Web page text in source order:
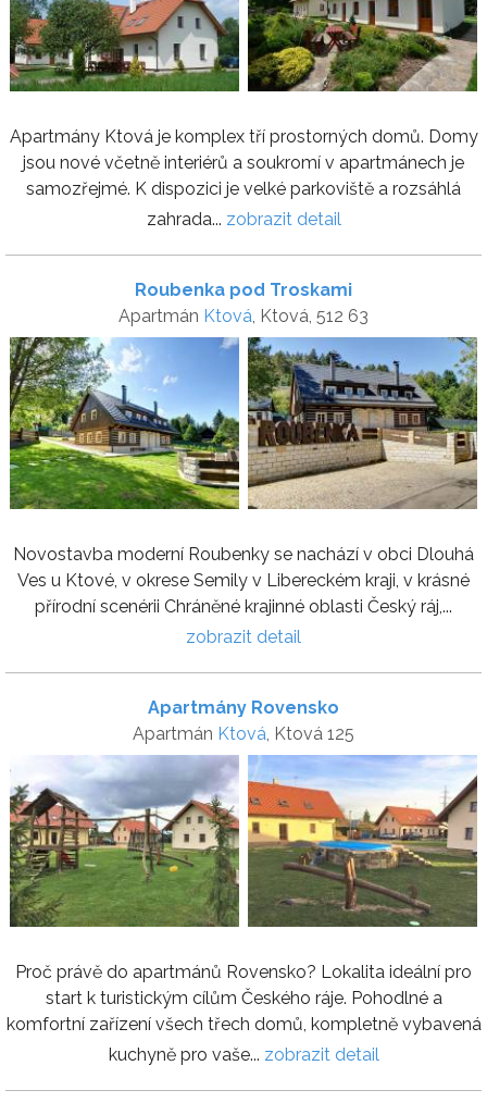
Apartmány Ktová je komplex tří prostorných domů. Domy
jsou nové včetně interiérů a soukromí v apartmánech je
samozřejmé. K dispozici je velké parkoviště a rozsáhlá
zahrada... zobrazit detail
Roubenka pod Troskami
Apartmán Ktová, Ktová, 512 63
Novostavba moderní Roubenky se nachází v obci Dlouhá
Ves u Ktové, v okrese Semily v Libereckém kraji, v krásné
přírodní scenérii Chráněné krajinné oblasti Český ráj,...
zobrazit detail
Apartmány Rovensko
Apartmán Ktová, Ktová 125
Proč právě do apartmánů Rovensko? Lokalita ideální pro
start k turistickým cílům Českého ráje. Pohodlné a
komfortní zařízení všech třech domů, kompletně vybavená
kuchyně pro vaše... zobrazit detail